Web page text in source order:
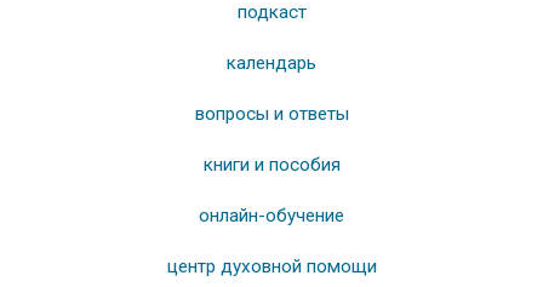
подкаст
календарь
вопросы и ответы
книги и пособия
онлайн-обучение
центр духовной помощи